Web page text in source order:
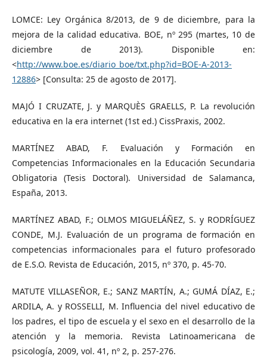
LOMCE: Ley Orgánica 8/2013, de 9 de diciembre, para la
mejora de la calidad educativa. BOE, nº 295 (martes, 10 de
diciembre de 2013). Disponible en:
<http://www.boe.es/diario_boe/txt.php?id=BOE-A-2013-
12886> [Consulta: 25 de agosto de 2017].
MAJÓ I CRUZATE, J. y MARQUÈS GRAELLS, P. La revolución
educativa en la era internet (1st ed.) CissPraxis, 2002.
MARTÍNEZ ABAD, F. Evaluación y Formación en
Competencias Informacionales en la Educación Secundaria
Obligatoria (Tesis Doctoral). Universidad de Salamanca,
España, 2013.
MARTÍNEZ ABAD, F.; OLMOS MIGUELÁÑEZ, S. y RODRÍGUEZ
CONDE, M.J. Evaluación de un programa de formación en
competencias informacionales para el futuro profesorado
de E.S.O. Revista de Educación, 2015, nº 370, p. 45-70.
MATUTE VILLASEÑOR, E.; SANZ MARTÍN, A.; GUMÁ DÍAZ, E.;
ARDILA, A. y ROSSELLI, M. Influencia del nivel educativo de
los padres, el tipo de escuela y el sexo en el desarrollo de la
atención y la memoria. Revista Latinoamericana de
psicología, 2009, vol. 41, nº 2, p. 257-276.